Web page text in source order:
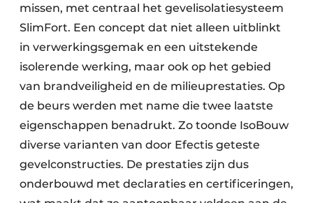
missen, met centraal het gevelisolatiesysteem
SlimFort. Een concept dat niet alleen uitblinkt
in verwerkingsgemak en een uitstekende
isolerende werking, maar ook op het gebied
van brandveiligheid en de milieuprestaties. Op
de beurs werden met name die twee laatste
eigenschappen benadrukt. Zo toonde IsoBouw
diverse varianten van door Efectis geteste
gevelconstructies. De prestaties zijn dus
onderbouwd met declaraties en certificeringen,